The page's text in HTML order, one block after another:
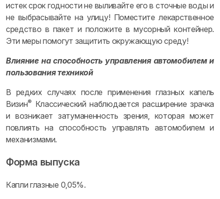
истек срок годности не выливайте его в сточные воды и
не выбрасывайте на улицу! Поместите лекарственное
средство в пакет и положите в мусорный контейнер.
Эти меры помогут защитить окружающую среду!
Влияние на способность управления автомобилем и
пользования техникой
В редких случаях после применения глазных капель
Визин® Классический наблюдается расширение зрачка
и возникает затуманенность зрения, которая может
повлиять на способность управлять автомобилем и
механизмами.
Форма выпуска
Капли глазные 0,05%.